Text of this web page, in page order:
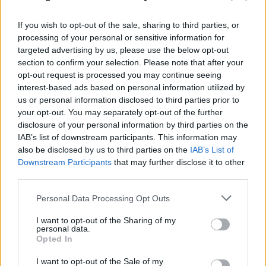
If you wish to opt-out of the sale, sharing to third parties, or
processing of your personal or sensitive information for
targeted advertising by us, please use the below opt-out
section to confirm your selection. Please note that after your
opt-out request is processed you may continue seeing
interest-based ads based on personal information utilized by
us or personal information disclosed to third parties prior to
your opt-out. You may separately opt-out of the further
disclosure of your personal information by third parties on the
IAB’s list of downstream participants. This information may
also be disclosed by us to third parties on the IAB’s List of
Downstream Participants that may further disclose it to other
Please note that this website/app uses one or more Google
not limited to your visit or usage behaviour. You may click to
grant or deny consent to Google and its third-party tags to
use your data for below specified purposes in below Google
consent section.
Personal Data Processing Opt Outs
I want to opt-out of the Sharing of my
personal data.
Opted In
I want to opt-out of the Sale of my